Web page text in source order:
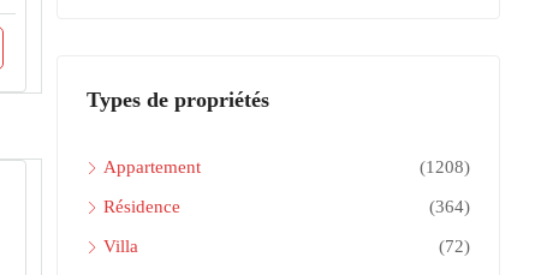
Types de propriétés
Appartement (1208)
Résidence (364)
Villa (72)